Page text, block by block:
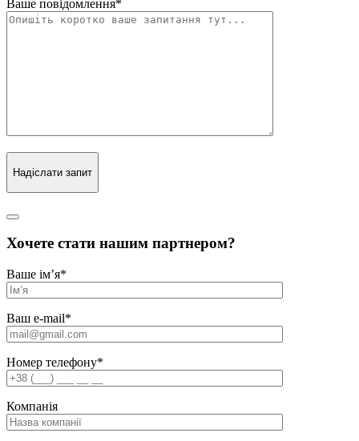
Ваше повідомлення*
Надіслати запит
Хочете стати нашим партнером?
Ваше ім’я*
Ваш e-mail*
Номер телефону*
Компанія